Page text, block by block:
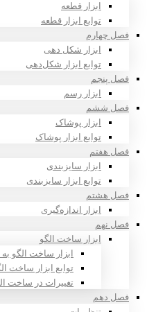
ابزار قطعه
توابع ابزار قطعه
فصل چهارم
ابزار شکل دهی
توابع ابزار شکل‌دهی
فصل پنجم
ابزار رسم
فصل ششم
ابزار پوشاک
توابع ابزار پوشاک
فصل هفتم
ابزار سایزبندی
توابع ابزار سایزبندی
فصل هشتم
ابزار اندازه‌گیری
فصل نهم
ابزار ساخت الگو
ابزار ساخت الگو
توابع ابزار ساخت
تغییرات در ساخت
فصل دهم